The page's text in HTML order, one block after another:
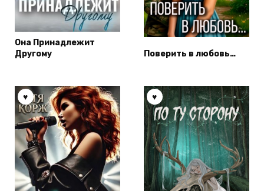
Она Принадлежит
Другому
Поверить в любовь…